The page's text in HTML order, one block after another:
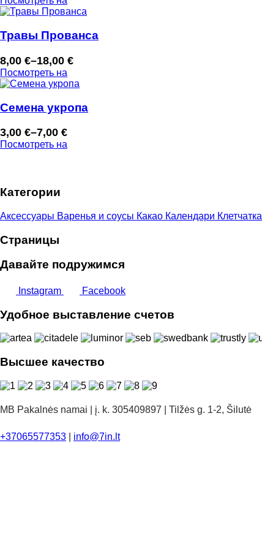
цен:
–
Травы Прованса
8,00 €–18,00 €
Диапазон
цен:
–
Посмотреть на
Семена укропа
3,00 €–7,00 €
Диапазон
цен:
7,00 €
Посмотреть на
Категории
Аксессуары Варенья и соусы Какао Календари Клетчатка
Страницы
Давайте подружимся
Instagram Facebook
Удобное выставление счетов
Высшее качество
MB Pakalnės namai | į. k. 305409897 | Tilžės g. 1-2, Šilutė
+37065577353 info@7in.lt